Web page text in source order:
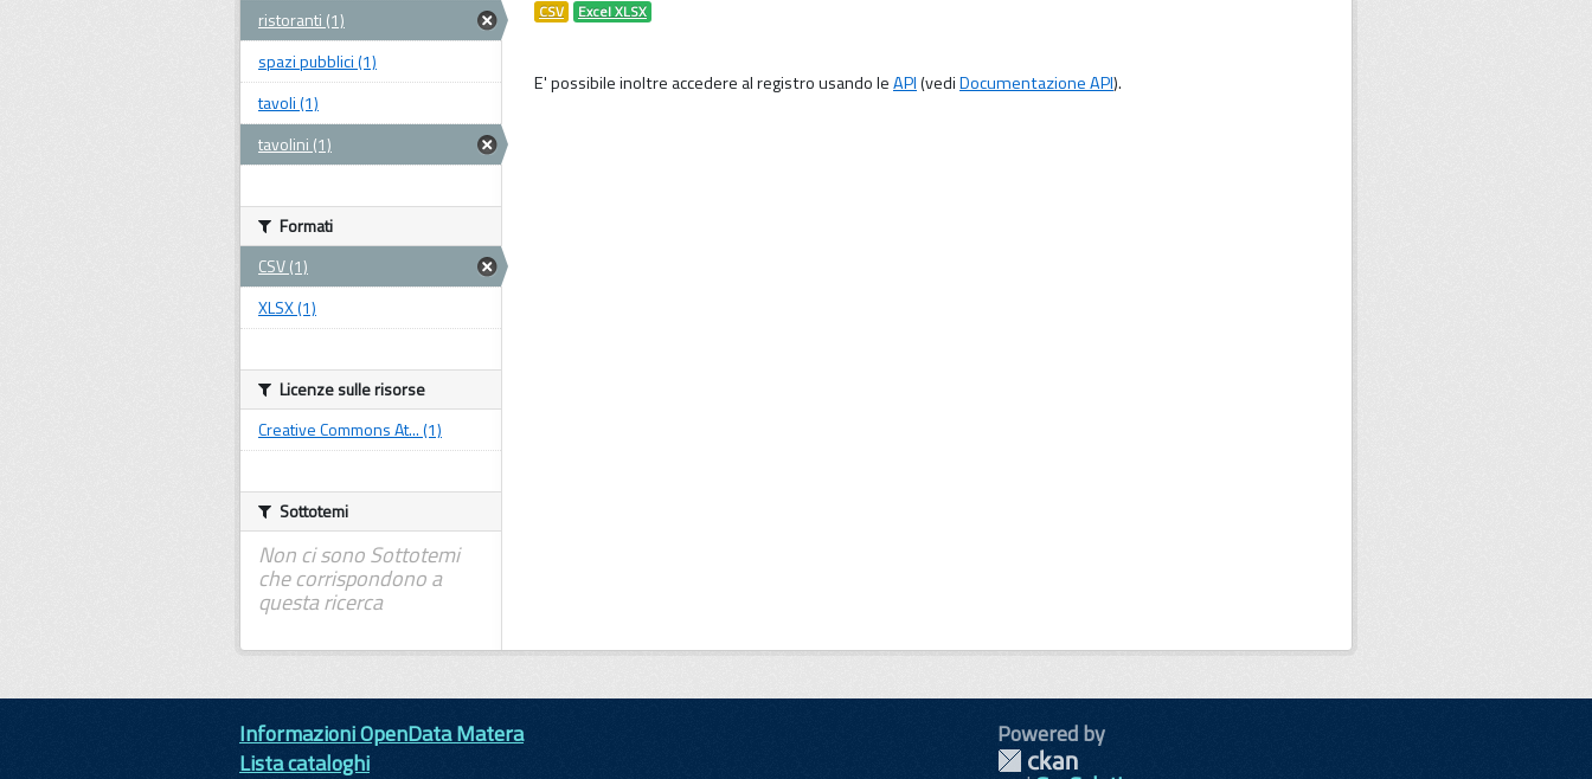
CSV Excel XLSX
E' possibile inoltre accedere al registro usando leAPI(vediDocumentazione API).
ristoranti (1)
spazi pubblici (1)
tavoli (1)
tavolini (1)
Formati
CSV (1)
XLSX (1)
Licenze sulle risorse
Creative Commons At... (1)
Sottotemi
Non ci sono Sottotemi
che corrispondono a
questa ricerca
Informazioni OpenData Matera
Lista cataloghi
Powered by